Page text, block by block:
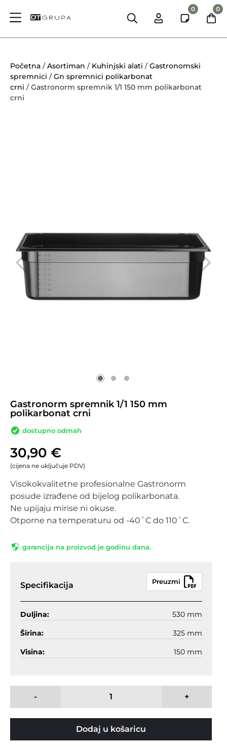
0 0
Početna /Asortiman / Kuhinjski alati /Gastronomski
spremnici /Gn spremnici polikarbonat
crni / Gastronorm spremnik 1/1 150 mm polikarbonat
crni
Gastronorm spremnik 1/1 150 mm
polikarbonat crni
dostupno odmah
30,90 €
(cijena ne uključuje PDV)
Visokokvalitetne profesionalne Gastronorm
posude izrađene od bijelog polikarbonata.
Ne upijaju mirise ni okuse.
Otporne na temperaturu od -40˚C do 110˚C.
garancija na proizvod je godinu dana.
Specifikacija Preuzmi
Duljina: 530 mm
Širina: 325 mm
Visina: 150 mm
- +
Dodaj u košaricu